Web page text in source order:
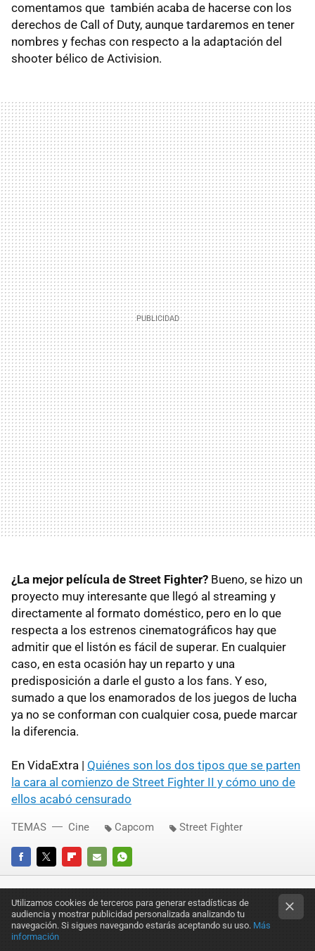
comentamos que también acaba de hacerse con los
derechos de Call of Duty, aunque tardaremos en tener
nombres y fechas con respecto a la adaptación del
shooter bélico de Activision.
¿La mejor película de Street Fighter? Bueno, se hizo un
proyecto muy interesante que llegó al streaming y
directamente al formato doméstico, pero en lo que
respecta a los estrenos cinematográficos hay que
admitir que el listón es fácil de superar. En cualquier
caso, en esta ocasión hay un reparto y una
predisposición a darle el gusto a los fans. Y eso,
sumado a que los enamorados de los juegos de lucha
ya no se conforman con cualquier cosa, puede marcar
la diferencia.
En VidaExtra | Quiénes son los dos tipos que se parten
la cara al comienzo de Street Fighter II y cómo uno de
ellos acabó censurado
FACEBOOKTWITTERFLIPBOARD
E-
WHATSAPP
TEMAS Cine Capcom Street Fighter
Utilizamos cookies de terceros para generar estadísticas de
audiencia y mostrar publicidad personalizada analizando tu
navegación. Si sigues navegando estarás aceptando su uso. Más
información